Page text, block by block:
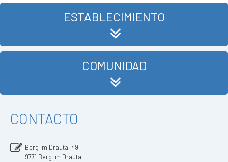
ESTABLECIMIENTO
COMUNIDAD
CONTACTO
Berg im Drautal 49
9771 Berg Im Drautal